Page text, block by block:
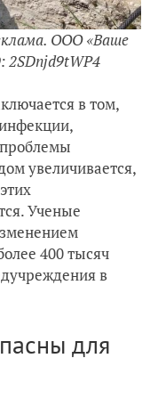
ООО «Ваше
2SDnjd9tWP4
в том,
увеличивается,
Ученые
400 тысяч
в
для